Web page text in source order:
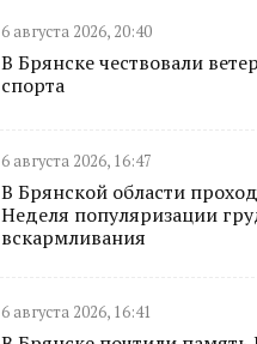
6 августа 2026, 20:40
В Брянске чествовали
спорта
6 августа 2026, 16:47
В Брянской области
Неделя популяризации
вскармливания
6 августа 2026, 16:41